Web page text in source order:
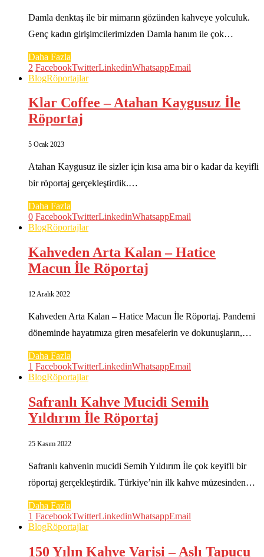
Damla denktaş ile bir mimarın gözünden kahveye yolculuk.
Genç kadın girişimcilerimizden Damla hanım ile çok…
Daha Fazla
2 FacebookTwitterLinkedinWhatsappEmail
BlogRöportajlar
Klar Coffee – Atahan Kaygusuz İle
Röportaj
5 Ocak 2023
Atahan Kaygusuz ile sizler için kısa ama bir o kadar da keyifli
bir röportaj gerçekleştirdik.…
Daha Fazla
0 FacebookTwitterLinkedinWhatsappEmail
BlogRöportajlar
Kahveden Arta Kalan – Hatice
Macun İle Röportaj
12 Aralık 2022
Kahveden Arta Kalan – Hatice Macun İle Röportaj. Pandemi
döneminde hayatımıza giren mesafelerin ve dokunuşların,…
Daha Fazla
1 FacebookTwitterLinkedinWhatsappEmail
BlogRöportajlar
Safranlı Kahve Mucidi Semih
Yıldırım İle Röportaj
25 Kasım 2022
Safranlı kahvenin mucidi Semih Yıldırım İle çok keyifli bir
röportaj gerçekleştirdik. Türkiye’nin ilk kahve müzesinden…
Daha Fazla
1 FacebookTwitterLinkedinWhatsappEmail
BlogRöportajlar
150 Yılın Kahve Varisi – Aslı Tapucu